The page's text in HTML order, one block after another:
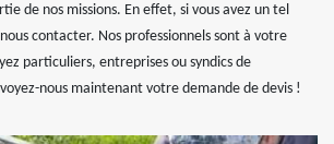
de nos missions. En effet, si vous avez un tel
contacter. Nos professionnels sont à votre
particuliers, entreprises ou syndics de
nous maintenant votre demande de devis !